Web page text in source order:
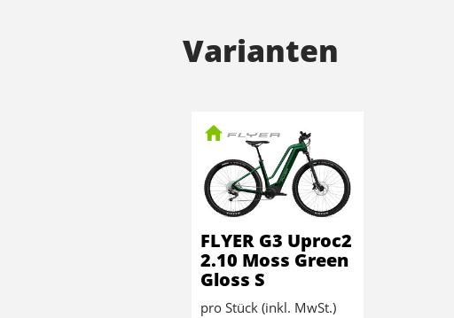
Varianten
FLYER G3 Uproc2
2.10 Moss Green
Gloss S
pro Stück (inkl. MwSt.)